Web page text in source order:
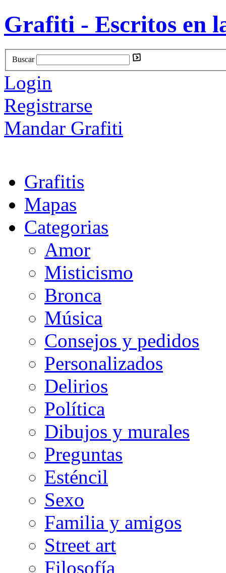
Grafiti - Escritos en
Buscar
Login
Registrarse
Mandar Grafiti
Grafitis
Mapas
Categorias
Amor
Misticismo
Bronca
Música
Consejos y pedidos
Personalizados
Delirios
Política
Dibujos y murales
Preguntas
Esténcil
Sexo
Familia y amigos
Street art
Filosofía